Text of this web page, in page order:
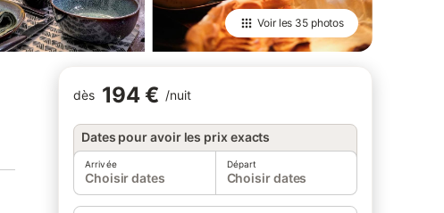
Voir les 35 photos
dès 194 € /nuit
Dates pour avoir les prix exacts
Arrivée
Choisir dates
Départ
Choisir dates